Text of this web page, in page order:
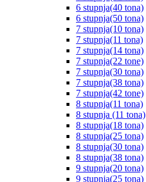
6 stupnja(40 tona)
6 stupnja(50 tona)
7 stupnja(10 tona)
7 stupnja(11 tona)
7 stupnja(14 tona)
7 stupnja(22 tone)
7 stupnja(30 tona)
7 stupnja(38 tona)
7 stupnja(42 tone)
8 stupnja(11 tona)
8 stupnja (11 tona)
8 stupnja(18 tona)
8 stupnja(25 tona)
8 stupnja(30 tona)
8 stupnja(38 tona)
9 stupnja(20 tona)
9 stupnja(25 tona)